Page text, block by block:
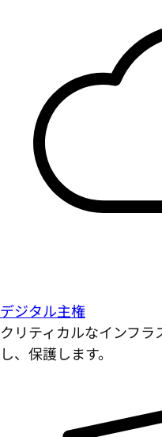
デジタル主権
クリティカルなインフ
し、保護します。